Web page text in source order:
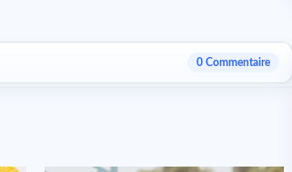
0 Commentaire